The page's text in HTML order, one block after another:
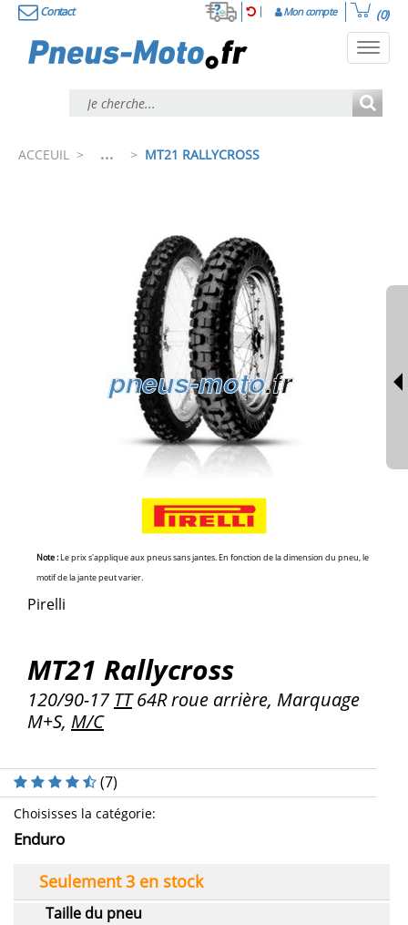
Contact Mon compte (0)
ACCEUIL > ... > MT21 RALLYCROSS
Note :Le prix s'applique aux pneus sans jantes. En fonction de la dimension du pneu, le
motif de la jante peut varier.
Pirelli
MT21 Rallycross
120/90-17 TT64R roue arrière, Marquage
M+S, M/C
Choisisses la catégorie:
Enduro
Taille du pneu
Seulement 3 en stock
(7)